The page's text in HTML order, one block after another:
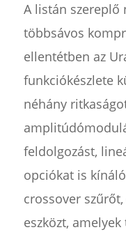
A listán szereplő
többsávos
ellentétben az
funkciókészlete
néhány
feldolgozást,
opciókat is
crossover
eszközt,